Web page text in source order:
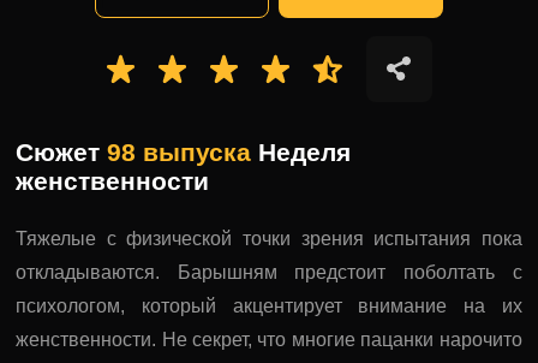
Сюжет98 выпуска Неделя
женственности
Тяжелые с физической точки зрения испытания пока
откладываются. Барышням предстоит поболтать с
психологом, который акцентирует внимание на их
женственности. Не секрет, что многие пацанки нарочито